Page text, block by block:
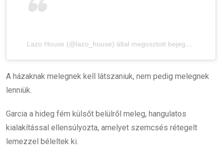
Lazo House (@lazo_house) által megosztott bejegyzés
A házaknak melegnek kell látszaniuk, nem pedig melegnek
lenniük.
Garcia a hideg fém külsőt belülről meleg, hangulatos
kialakítással ellensúlyozta, amelyet szemcsés rétegelt
lemezzel béleltek ki.